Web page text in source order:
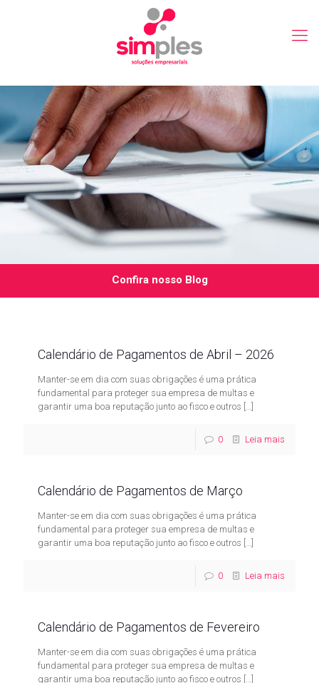
Confira nosso Blog
Calendário de Pagamentos de Abril – 2026
Manter-se em dia com suas obrigações é uma prática
fundamental para proteger sua empresa de multas e
garantir uma boa reputação junto ao fisco e outros […]
0 Leia mais
Calendário de Pagamentos de Março
Manter-se em dia com suas obrigações é uma prática
fundamental para proteger sua empresa de multas e
garantir uma boa reputação junto ao fisco e outros […]
0 Leia mais
Calendário de Pagamentos de Fevereiro
Manter-se em dia com suas obrigações é uma prática
fundamental para proteger sua empresa de multas e
garantir uma boa reputação junto ao fisco e outros […]